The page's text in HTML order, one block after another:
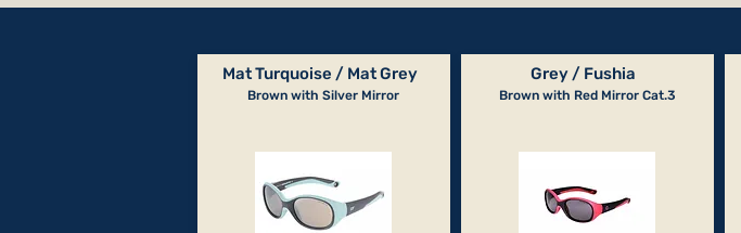
Mat Turquoise / Mat Grey
Brown with Silver Mirror
Grey / Fushia
Brown with Red Mirror Cat.3